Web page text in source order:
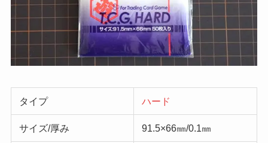
タイプ ハード
サイズ/厚み 91.5×66㎜/0.1㎜